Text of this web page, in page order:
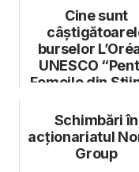
Cine sunt
burselor
UNESCO
Femeile din
Schimbări în
acționariatul
Group